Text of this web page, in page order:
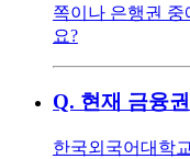
쪽이나 은행권
요?
Q. 현재 금융
한국외국어대학